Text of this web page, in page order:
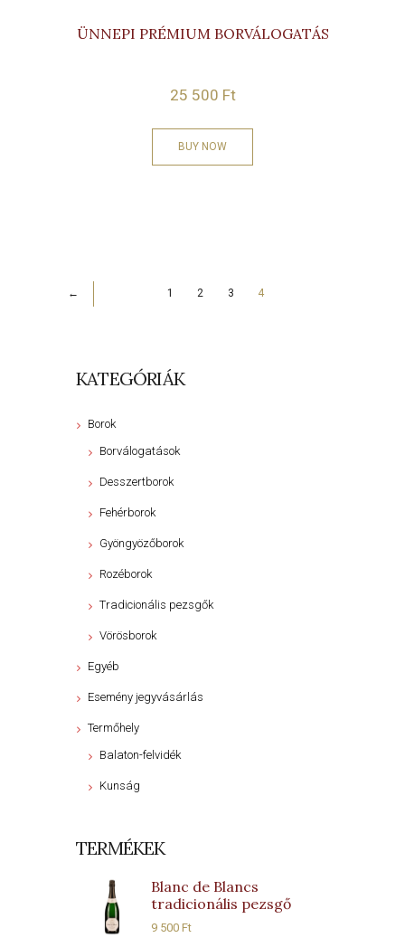
ÜNNEPI PRÉMIUM BORVÁLOGATÁS
25 500 Ft
BUY NOW
← 1 2 3 4
KATEGÓRIÁK
Borok
Borválogatások
Desszertborok
Fehérborok
Gyöngyözőborok
Rozéborok
Tradicionális pezsgők
Vörösborok
Egyéb
Esemény jegyvásárlás
Termőhely
Balaton-felvidék
Kunság
TERMÉKEK
Blanc de Blancs
tradicionális pezsgő
9 500Ft